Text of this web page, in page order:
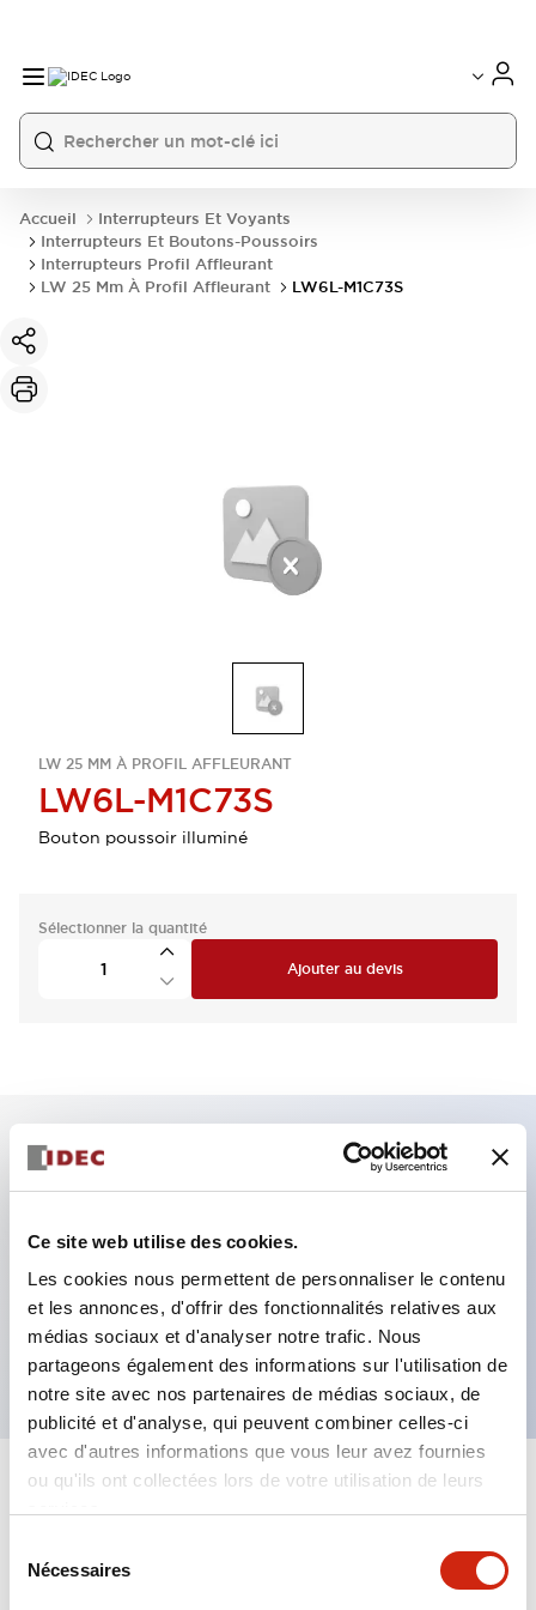
Ce site web utilise des cookies.
Les cookies nous permettent de personnaliser le contenu
et les annonces, d'offrir des fonctionnalités relatives aux
médias sociaux et d'analyser notre trafic. Nous
partageons également des informations sur l'utilisation de
notre site avec nos partenaires de médias sociaux, de
publicité et d'analyse, qui peuvent combiner celles-ci
avec d'autres informations que vous leur avez fournies
ou qu'ils ont collectées lors de votre utilisation de leurs
Nécessaires
Accueil
Interrupteurs Et Voyants
Interrupteurs Et Boutons-Poussoirs
Interrupteurs Profil Affleurant
LW 25 Mm À Profil Affleurant
LW6L-M1C73S
LW 25 MM À PROFIL AFFLEURANT
LW6L-M1C73S
Bouton poussoir illuminé
Sélectionner la quantité
Ajouter au devis
Fixation par regroupement possible
Le commutateur sélecteur avec clé adopte une
structure à goupille à cylindre haute sécurité
La structure de protection est IP65 (IEC60529)
Spécifications